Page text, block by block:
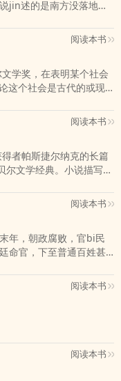
又有收，收中又有放，
角se。这正是纪德作品
书收录的《人间shi
jin述的是南方没落地主
康普生手游好闲、嗜酒
尤人。长子昆丁绝望地
，因妹妹凯di风liu成
而ai恨jiao加，竟至溺
，三子班吉则是个白
儿的智能。全通过这三
di的堕落展开，最后女
角”作一补充，归结全
阅读本书
学奖，在表明某个社会
这个社会是古代的或现
重要而又相互关联的要
一个是家ting的制度。
想，一派认为万事皆起
事均发端于家ting或
表，后一派以弗洛伊德
一派，因为经济与xing
关系来考察，似乎并不
。…
阅读本书
者帕斯捷尔纳克的长篇
文学经典。小说描写了
历史事件：1905年革
革命，十月革命，国nei
义建设。小说主人公尤
短短人生dao路上经历了
的阶段，他对所有这些
阅读本书
年，朝政腐败，官bi民
命官，下至普通百姓甚
幻想的一点点破灭，生
上梁山。然而，当农民
益高涨的时候，宋江的接
阅读本书
阅读本书